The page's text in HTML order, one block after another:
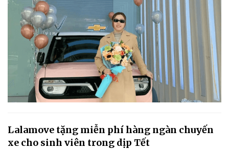
Lalamove tặng miễn phí hàng ngàn chuyến
xe cho sinh viên trong dịp Tết